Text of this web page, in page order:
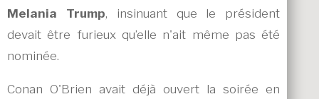
Melania Trump, insinuant que le président
devait être furieux qu’elle n'ait même pas été
nominée.
Conan O'Brien avait déjà ouvert la soirée en